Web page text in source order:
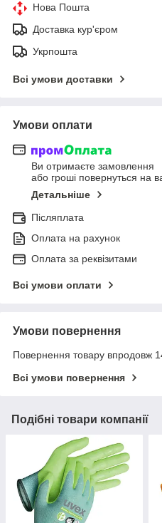
Нова Пошта
Доставка кур'єром
Укрпошта
Всі умови доставки
Умови оплати
Ви отримаєте замовлення
або гроші повернуться на
Детальніше
Післяплата
Оплата на рахунок
Оплата за реквізитами
Всі умови оплати
Умови повернення
Повернення товару впродовж
Всі умови повернення
Подібні товари компанії